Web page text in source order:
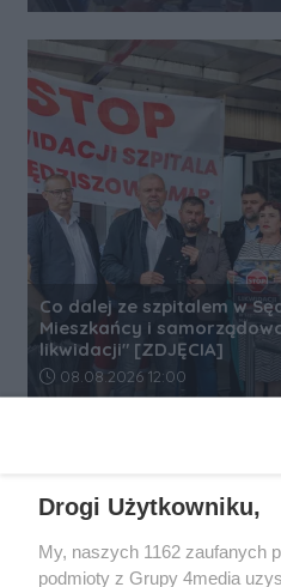
Co dalej ze szpitalem w
Mieszkańcy i
likwidacji" [ZDJĘCIA]
Data dodania artykułu:
08.08.2026 12:00
Drogi Użytkowniku,
My, naszych 1162 zaufanych
podmioty z Grupy 4media